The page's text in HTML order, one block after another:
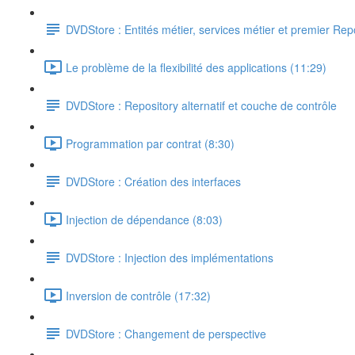
DVDStore : Entités métier, services métier et premier
Le problème de la flexibilité des applications (11:29)
DVDStore : Repository alternatif et couche de contrôle
Programmation par contrat (8:30)
DVDStore : Création des interfaces
Injection de dépendance (8:03)
DVDStore : Injection des implémentations
Inversion de contrôle (17:32)
DVDStore : Changement de perspective